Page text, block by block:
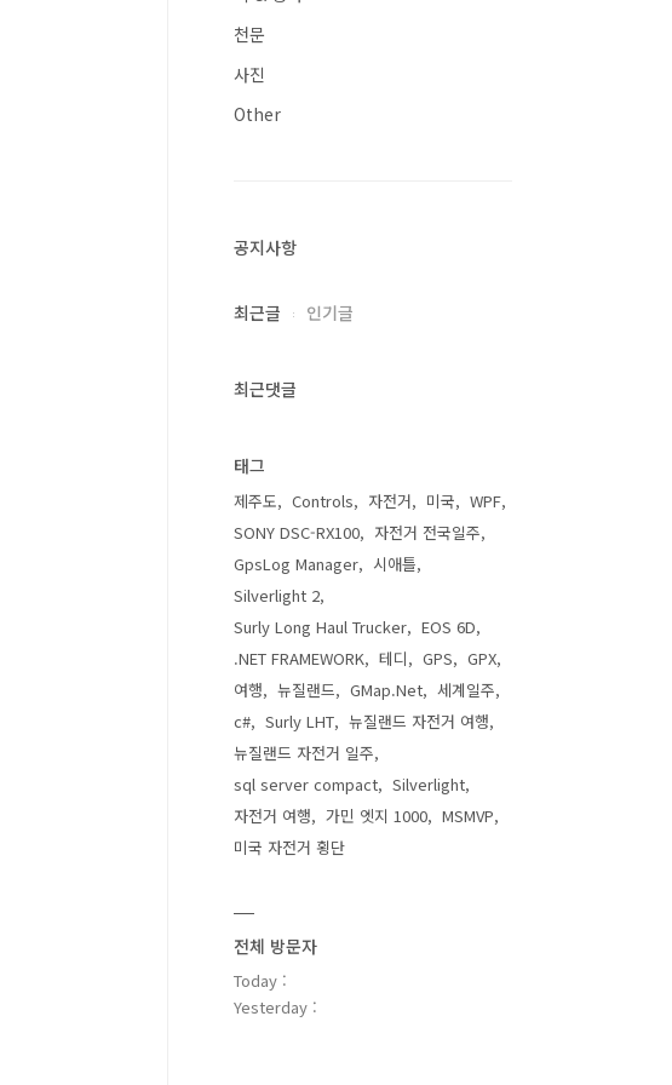
천문
사진
Other
공지사항
최근글 인기글
최근댓글
태그
제주도 Controls 자전거 미국
WPF
SONY DSC-RX100
자전거 전국일주
GpsLog Manager
시애틀
Silverlight 2
Surly Long Haul Trucker
EOS 6D
.NET FRAMEWORK
테디 GPS
GPX
여행
뉴질랜드 GMap.Net
세계일주
c#
Surly LHT
뉴질랜드 자전거 여행
뉴질랜드 자전거 일주
sql server compact
Silverlight
자전거 여행
가민 엣지 1000
MSMVP
미국 자전거 횡단
전체 방문자
Today :
Yesterday :